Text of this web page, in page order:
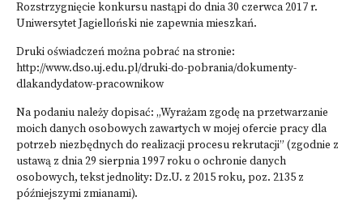
Rozstrzygnięcie konkursu nastąpi do dnia 30 czerwca 2017 r.
Uniwersytet Jagielloński nie zapewnia mieszkań.
Druki oświadczeń można pobrać na stronie:
http://www.dso.uj.edu.pl/druki-do-pobrania/dokumenty-
dlakandydatow-pracownikow
Na podaniu należy dopisać: „Wyrażam zgodę na przetwarzanie
moich danych osobowych zawartych w mojej ofercie pracy dla
potrzeb niezbędnych do realizacji procesu rekrutacji” (zgodnie z
ustawą z dnia 29 sierpnia 1997 roku o ochronie danych
osobowych, tekst jednolity: Dz.U. z 2015 roku, poz. 2135 z
późniejszymi zmianami).